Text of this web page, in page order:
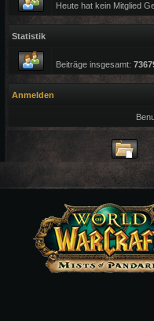
Heute hat kein Mitglied
Statistik
Beiträge insgesamt:
Anmelden